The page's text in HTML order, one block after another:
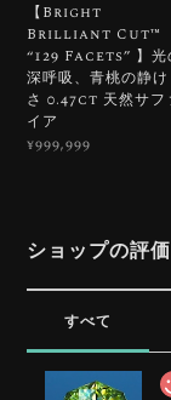
【Bright
Brilliant Cut™️
“129 Facets” 】光
深呼吸、青桃の静け
さ 0.47ct 天然サフ
イア
¥999,999
ショップの評価
すべて